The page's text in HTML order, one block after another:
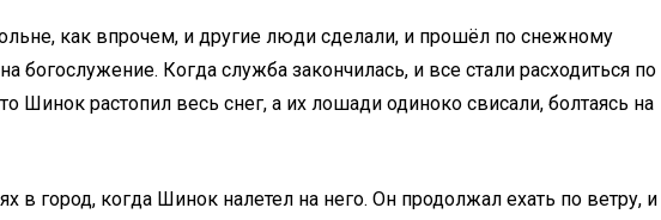
как впрочем, и другие люди сделали, и прошёл по снежному
богослужение. Когда служба закончилась, и все стали расходиться по
Шинок растопил весь снег, а их лошади одиноко свисали, болтаясь на
в город, когда Шинок налетел на него. Он продолжал ехать по ветру, и